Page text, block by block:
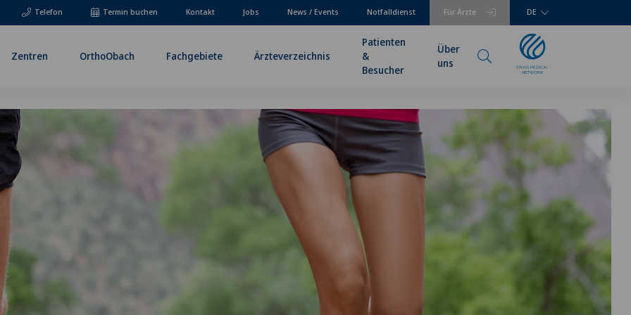
Telefon Für Ärzte
Termin buchen Kontakt Jobs News / Events Notfalldienst DE
Zentren OrthoObach Fachgebiete Ärzteverzeichnis
Patienten
&
Besucher
Über
uns